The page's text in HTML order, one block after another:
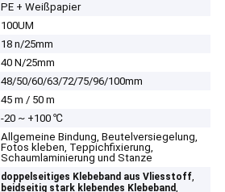
PE + Weißpapier
100UM
18 n/25mm
40 N/25mm
48/50/60/63/72/75/96/100mm
45 m / 50 m
-20 ~ +100 ℃
Allgemeine Bindung, Beutelversiegelung,
Fotos kleben, Teppichfixierung,
Schaumlaminierung und Stanze
doppelseitiges Klebeband aus Vliesstoff,
beidseitig stark klebendes Klebeband,